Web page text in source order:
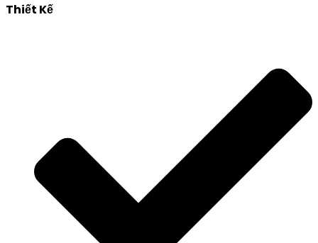
Thiết Kế